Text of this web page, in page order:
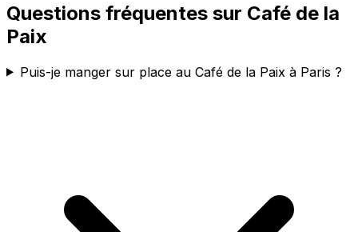
Questions fréquentes sur Café de la
Paix
Puis-je manger sur place au Café de la Paix à Paris ?